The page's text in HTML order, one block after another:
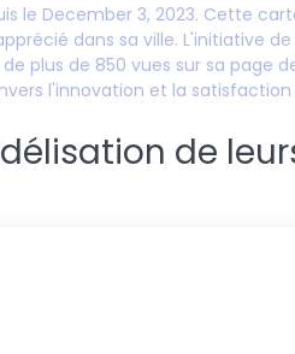
le December 3, 2023. Cette
dans sa ville. L'initiative
plus de 850 vues sur sa page
l'innovation et la
de